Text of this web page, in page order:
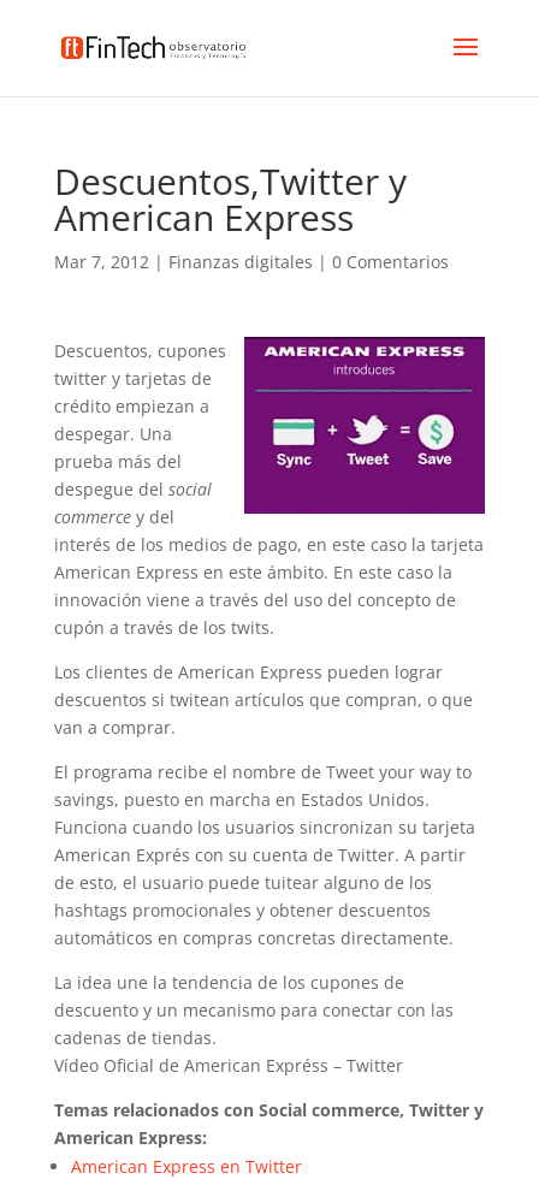
Descuentos,Twitter y
American Express
Mar 7, 2012| Finanzas digitales | 0 Comentarios
Descuentos, cupones
twitter y tarjetas de
crédito empiezan a
despegar. Una
prueba más del
despegue del social
commercey del
interés de los medios de pago, en este caso la tarjeta
American Express en este ámbito. En este caso la
innovación viene a través del uso del concepto de
cupón a través de los twits.
Los clientes de American Express pueden lograr
descuentos si twitean artículos que compran, o que
van a comprar.
El programa recibe el nombre de Tweet your way to
savings, puesto en marcha en Estados Unidos.
Funciona cuando los usuarios sincronizan su tarjeta
American Exprés con su cuenta de Twitter. A partir
de esto, el usuario puede tuitear alguno de los
hashtags promocionales y obtener descuentos
automáticos en compras concretas directamente.
La idea une la tendencia de los cupones de
descuento y un mecanismo para conectar con las
cadenas de tiendas.
Vídeo Oficial de American Expréss – Twitter
Temas relacionados con Social commerce, Twitter y
American Express:
American Express en Twitter